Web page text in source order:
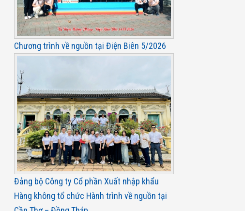
Chương trình về nguồn tại Điện Biên 5/2026
Đảng bộ Công ty Cổ phần Xuất nhập khẩu
Hàng không tổ chức Hành trình về nguồn tại